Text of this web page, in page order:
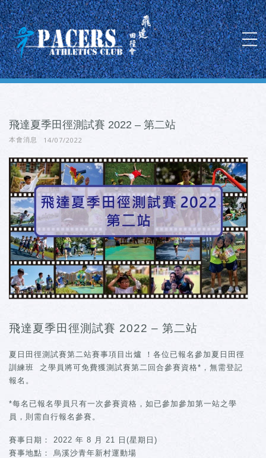
飛達夏季田徑測試賽 2022 – 第二站
本會消息 14/07/2022
飛達夏季田徑測試賽 2022 – 第二站
夏日田徑測試賽第二站賽事項目出爐 ！各位已報名參加夏日田徑
訓練班 之學員將可免費獲測試賽第二回合參賽資格*，無需登記
報名。
*每名已報名學員只有一次參賽資格，如已參加參加第一站之學
員，則需自行報名參賽。
賽事日期： 2022 年 8 月 21 日(星期日)
賽事地點： 烏溪沙青年新村運動場